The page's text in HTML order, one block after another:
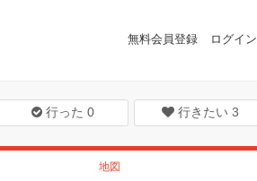
無料会員登録 ログイン
行った 0 行きたい 3
地図